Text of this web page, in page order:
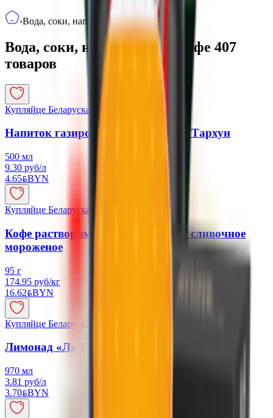
›Вода, соки, напитки, чай, кофе
Вода, соки, напитки, чай, кофе 407
товаров
Купляйце Беларускае
Напиток газированный «Kazbegi» Тархун
500 мл
9.30 руб/л
4.65BYNBYN
Купляйце Беларускае
Кофе растворимый «Jacobs Glace» сливочное
мороженое
95 г
174.95 руб/кг
16.62BYNBYN
Купляйце Беларускае
Лимонад «Любимый» маракуйя-манго
970 мл
3.81 руб/л
3.70BYNBYN